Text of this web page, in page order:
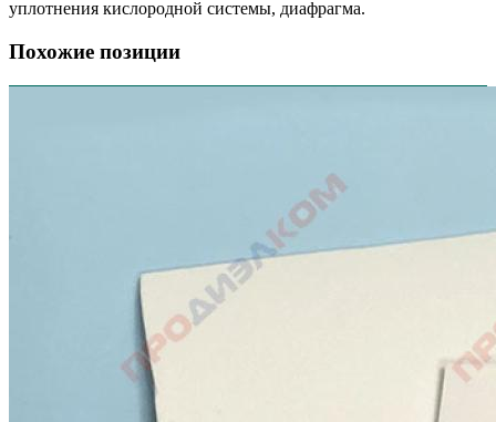
уплотнения кислородной системы, диафрагма.
Похожие позиции